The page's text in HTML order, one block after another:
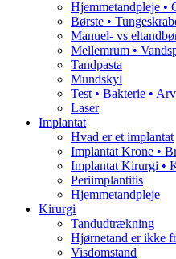
Hjemmetandpleje •
Børste •
Manuel- vs
Mellemrum •
Tandpasta
Mundskyl
Test • Bakterie • Arv
Laser
Implantat
Hvad er et implantat
Implantat Krone •
Implantat Kirurgi •
Periimplantitis
Hjemmetandpleje
Kirurgi
Tandudtrækning
Hjørnetand er ikke
Visdomstand